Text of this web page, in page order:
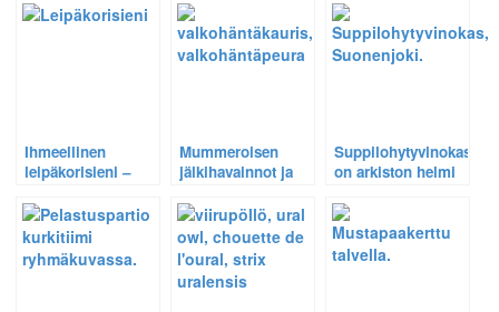
huikealla
hanhiviikolla –
Jättiläispuupistiäinen
ja muurahainen
hirmuisessa
kamppailussa
2006.
Ihmeellinen
leipäkorisieni –
2004.
Mummeroisen
jälkihavainnot ja
Arkiston helmi, v.
2008.
Suppilohytyvinokas
on arkiston helmi